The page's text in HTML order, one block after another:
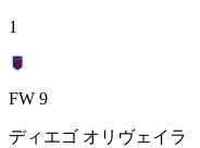
1
FW 9
ディエゴ オリヴェイラ